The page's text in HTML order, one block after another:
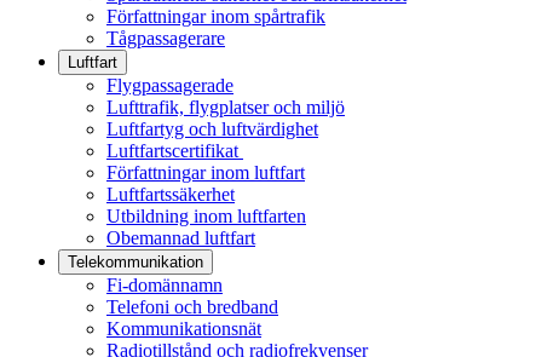
Författningar inom spårtrafik
Tågpassagerare
Luftfart
Flygpassagerade
Lufttrafik, flygplatser och miljö
Luftfartyg och luftvärdighet
Luftfartscertifikat
Författningar inom luftfart
Luftfartssäkerhet
Utbildning inom luftfarten
Obemannad luftfart
Telekommunikation
Fi-domännamn
Telefoni och bredband
Kommunikationsnät
Radiotillstånd och radiofrekvenser